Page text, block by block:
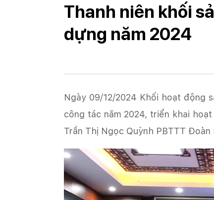
Thanh niên khối
dựng năm 2024
Ngày 09/12/2024 Khối hoạt động
công tác năm 2024, triển khai
Trần Thị Ngọc Quỳnh PBTTT